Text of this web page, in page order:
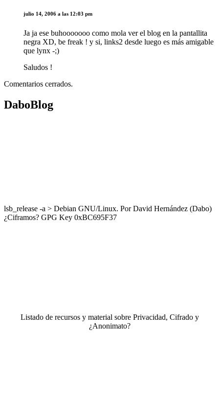
julio 14, 2006 a las 12:03 pm
Ja ja ese buhooooooo como mola ver el blog en la pantallita
negra XD, be freak ! y si, links2 desde luego es más amigable
que lynx -;)
Saludos !
Comentarios cerrados.
DaboBlog
lsb_release -a > Debian GNU/Linux. Por David Hernández (Dabo)
¿Ciframos? GPG Key 0xBC695F37
Listado de recursos y material sobre Privacidad, Cifrado y
¿Anonimato?